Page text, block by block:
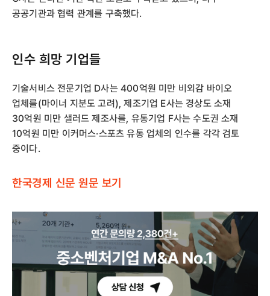
공공기관과 협력 관계를 구축했다.
인수 희망 기업들
기술서비스 전문기업 D사는 400억원 미만 비외감 바이오
업체를(마이너 지분도 고려), 제조기업 E사는 경상도 소재
30억원 미만 샐러드 제조사를, 유통기업 F사는 수도권 소재
10억원 미만 이커머스·스포츠 유통 업체의 인수를 각각 검토
중이다.
한국경제 신문 원문 보기